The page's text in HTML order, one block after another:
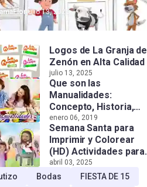
julio 13, 2025
Logos de La Granja de
Zenón en Alta Calidad
julio 13, 2025
Que son las
Manualidades:
Concepto, Historia,
Tipos e Importancia
enero 06, 2019
Semana Santa para
Imprimir y Colorear
(HD) Actividades para
Niños!
abril 03, 2025
Bodas
FIESTA DE 15